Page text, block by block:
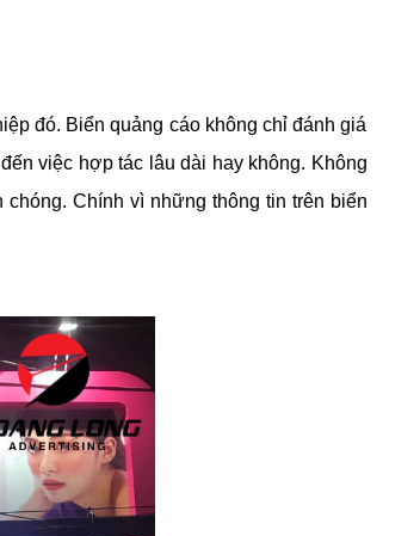
đó. Biển quảng cáo không chỉ đánh giá
việc hợp tác lâu dài hay không. Không
Chính vì những thông tin trên biển